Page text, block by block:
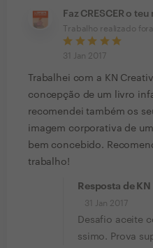
Faz CRESCER o
Trabalho realizado
31 Jan 2017
Trabalhei com a KN
concepção de um livro
recomendei também os
imagem corporativa de
bem concebido.
trabalho!
Resposta de
31 Jan 2017
Desafio aceite
ssimo. Prova